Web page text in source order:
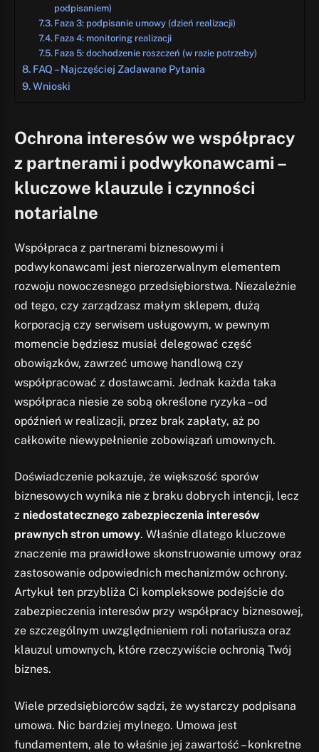
podpisaniem)
Faza 3: podpisanie umowy (dzień realizacji)
Faza 4: monitoring realizacji
Faza 5: dochodzenie roszczeń (w razie potrzeby)
FAQ – Najczęściej Zadawane Pytania
Wnioski
Ochrona interesów we współpracy
z partnerami i podwykonawcami –
kluczowe klauzule i czynności
notarialne
Współpraca z partnerami biznesowymi i
podwykonawcami jest nierozerwalnym elementem
rozwoju nowoczesnego przedsiębiorstwa. Niezależnie
od tego, czy zarządzasz małym sklepem, dużą
korporacją czy serwisem usługowym, w pewnym
momencie będziesz musiał delegować część
obowiązków, zawrzeć umowę handlową czy
współpracować z dostawcami. Jednak każda taka
współpraca niesie ze sobą określone ryzyka – od
opóźnień w realizacji, przez brak zapłaty, aż po
całkowite niewypełnienie zobowiązań umownych.
Doświadczenie pokazuje, że większość sporów
biznesowych wynika nie z braku dobrych intencji, lecz
z niedostatecznego zabezpieczenia interesów
prawnych stron umowy. Właśnie dlatego kluczowe
znaczenie ma prawidłowe skonstruowanie umowy oraz
zastosowanie odpowiednich mechanizmów ochrony.
Artykuł ten przybliża Ci kompleksowe podejście do
zabezpieczenia interesów przy współpracy biznesowej,
ze szczególnym uwzględnieniem roli notariusza oraz
klauzul umownych, które rzeczywiście ochronią Twój
biznes.
Wiele przedsiębiorców sądzi, że wystarczy podpisana
umowa. Nic bardziej mylnego. Umowa jest
fundamentem, ale to właśnie jej zawartość – konkretne